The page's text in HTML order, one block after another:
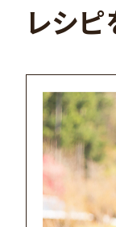
レシ